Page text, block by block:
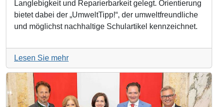
Langlebigkeit und Reparierbarkeit gelegt. Orientierung
bietet dabei der „UmweltTipp!“, der umweltfreundliche
und möglichst nachhaltige Schulartikel kennzeichnet.
Lesen Sie mehr